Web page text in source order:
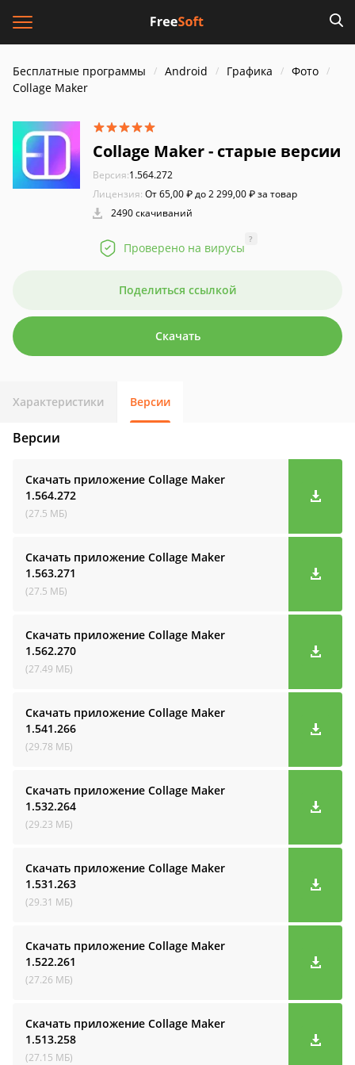
Бесплатные программы Android Графика
Фото
Collage Maker
Collage Maker - старые версии
Версия:1.564.272
Лицензия: От 65,00 ₽ до 2 299,00 ₽ за товар
2490 скачиваний
Проверено на вирусы
?
Поделиться ссылкой
Скачать
Характеристики Версии
Версии
Скачать приложение Collage Maker
1.564.272
(27.5 МБ)
Скачать приложение Collage Maker
1.563.271
(27.5 МБ)
Скачать приложение Collage Maker
1.562.270
(27.49 МБ)
Скачать приложение Collage Maker
1.541.266
(29.78 МБ)
Скачать приложение Collage Maker
1.532.264
(29.23 МБ)
Скачать приложение Collage Maker
1.531.263
(29.31 МБ)
Скачать приложение Collage Maker
1.522.261
(27.26 МБ)
Скачать приложение Collage Maker
1.513.258
(27.15 МБ)